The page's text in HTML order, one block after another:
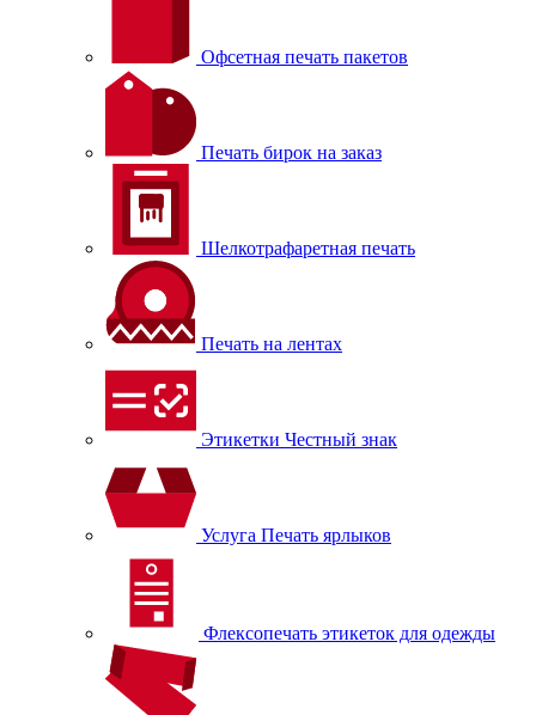
Офсетная печать пакетов
Печать бирок на заказ
Шелкотрафаретная печать
Печать на лентах
Этикетки Честный знак
Услуга Печать ярлыков
Флексопечать этикеток для одежды